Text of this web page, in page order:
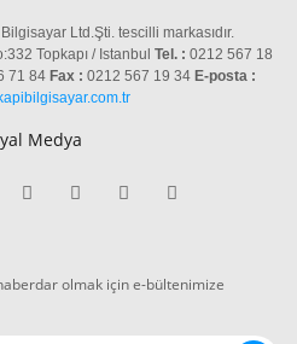
Ltd.Şti. tescilli markasıdır.
Topkapı / Istanbul Tel. : 0212 567 18
71 84 Fax : 0212 567 19 34 E-posta :
Medya
olmak için e-bültenimize